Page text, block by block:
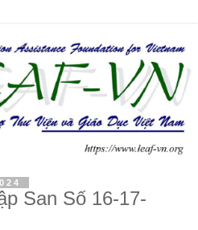
San Số 16-17-